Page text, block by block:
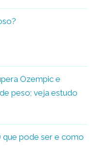
Ozempic e
peso; veja estudo
que pode ser e como